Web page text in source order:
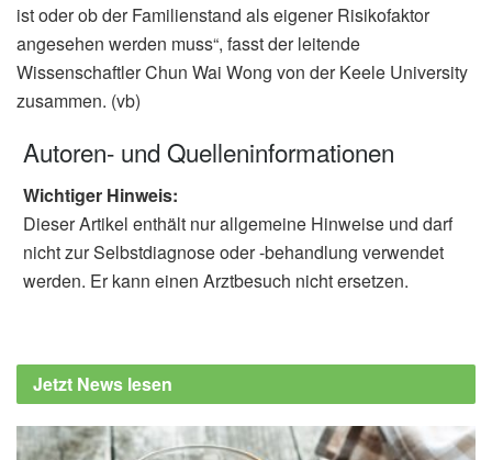
ist oder ob der Familienstand als eigener Risikofaktor
angesehen werden muss“, fasst der leitende
Wissenschaftler Chun Wai Wong von der Keele University
zusammen. (vb)
Autoren- und Quelleninformationen
Wichtiger Hinweis:
Dieser Artikel enthält nur allgemeine Hinweise und darf
nicht zur Selbstdiagnose oder -behandlung verwendet
werden. Er kann einen Arztbesuch nicht ersetzen.
Jetzt News lesen